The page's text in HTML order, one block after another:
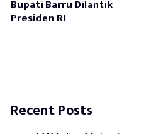
Bupati Barru Dilantik
Presiden RI
Recent Posts